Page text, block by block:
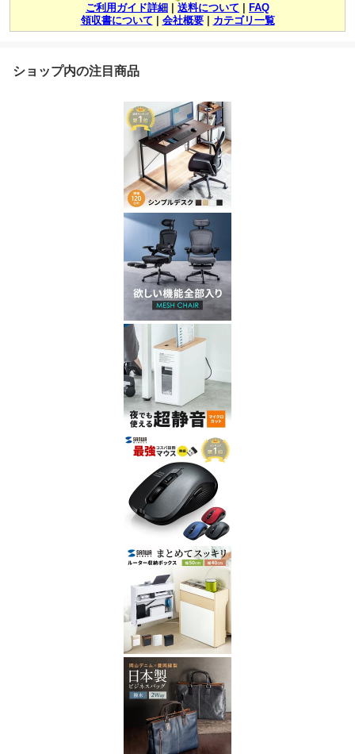
ご利用ガイド詳細 送料について
FAQ
領収書について
会社概要| カテゴリ一覧
ショップ内の注目商品